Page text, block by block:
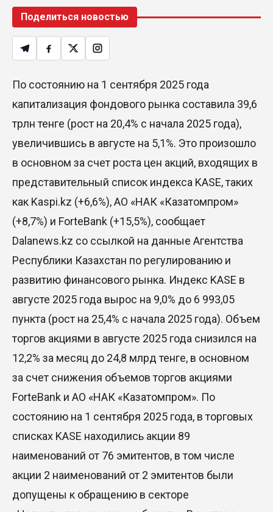
Поделиться новостью
По состоянию на 1 сентября 2025 года
капитализация фондового рынка составила 39,6
трлн тенге (рост на 20,4% с начала 2025 года),
увеличившись в августе на 5,1%. Это произошло
в основном за счет роста цен акций, входящих в
представительный список индекса KASE, таких
как Kaspi.kz (+6,6%), АО «НАК «Казатомпром»
(+8,7%) и ForteBank (+15,5%), сообщает
Dalanews.kz со ссылкой на данные Агентства
Республики Казахстан по регулированию и
развитию финансового рынка. Индекс KASE в
августе 2025 года вырос на 9,0% до 6 993,05
пункта (рост на 25,4% с начала 2025 года). Объем
торгов акциями в августе 2025 года снизился на
12,2% за месяц до 24,8 млрд тенге, в основном
за счет снижения объемов торгов акциями
ForteBank и АО «НАК «Казатомпром». По
состоянию на 1 сентября 2025 года, в торговых
списках KASE находились акции 89
наименований от 76 эмитентов, в том числе
акции 2 наименований от 2 эмитентов были
допущены к обращению в секторе